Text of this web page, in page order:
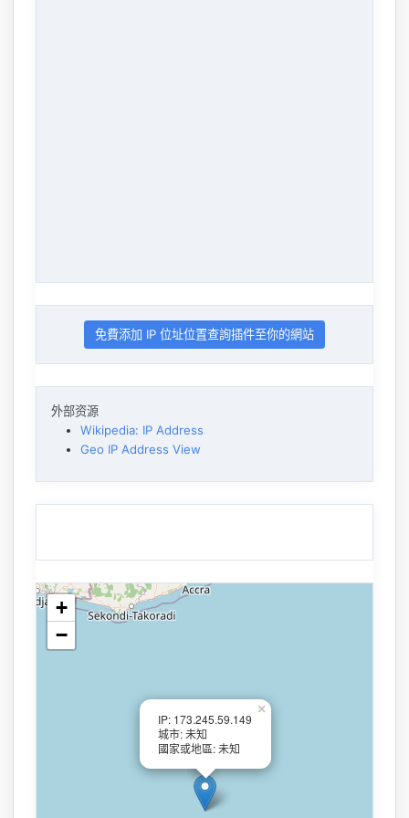
免費添加 IP 位址位置查詢插件至你的網站
外部资源
Wikipedia: IP Address
Geo IP Address View
IP: 173.245.59.149
城市: 未知
國家或地區: 未知
×
+
−